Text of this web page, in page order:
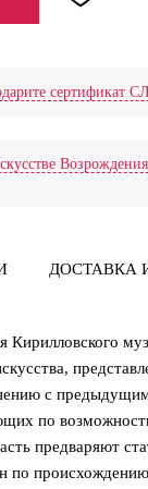
сертификат
ДОСТАВКА
Кирилловского
с
по
предваряют
по